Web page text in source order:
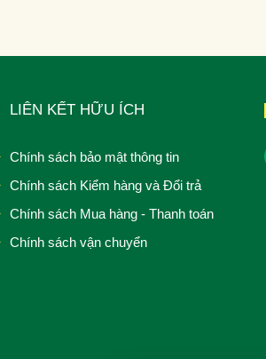
LIÊN KẾT HỮU ÍCH
Chính sách bảo mật thông tin
Chính sách Kiểm hàng và Đổi trả
Chính sách Mua hàng - Thanh toán
Chính sách vận chuyển